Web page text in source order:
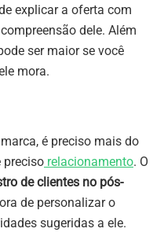
explicar a oferta com
dele. Além
ser maior se você
mora.
é preciso mais do
preciso relacionamento. O
de clientes no pós-
de personalizar o
sugeridas a ele.